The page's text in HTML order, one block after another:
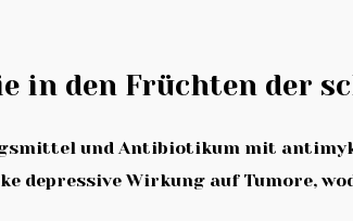
in den Früchten der
und Antibiotikum mit
depressive Wirkung auf Tumore,